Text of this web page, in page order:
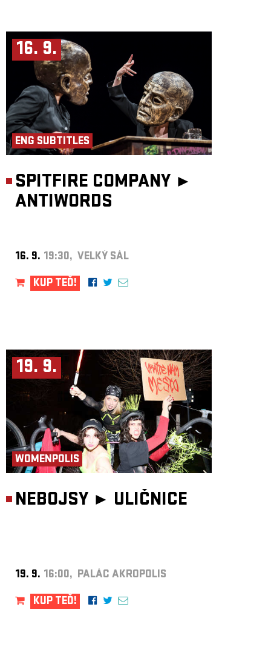
16. 9.
ENG SUBTITLES
SPITFIRE COMPANY ►
ANTIWORDS
16. 9. 19:30, VELKÝ SÁL
KUP TEĎ!
19. 9.
WOMENPOLIS
NEBOJSY ► ULIČNICE
19. 9. 16:00, PALÁC AKROPOLIS
KUP TEĎ!